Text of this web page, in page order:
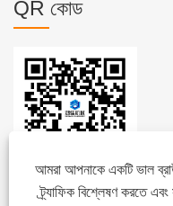
আমরা আপনাকে একটি ভাল
ট্র্যাফিক বিশ্লেষণ করতে
QR কোড